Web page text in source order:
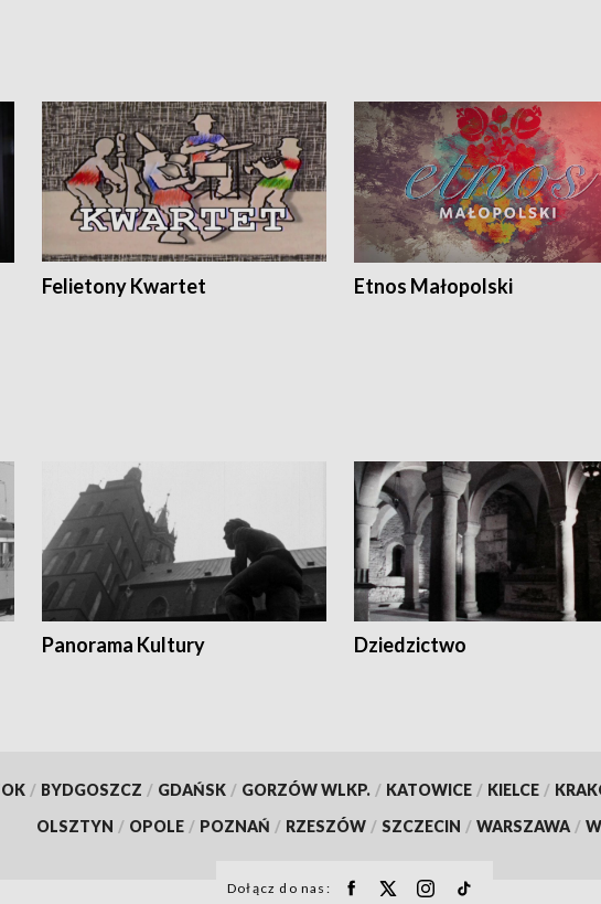
Felietony Kwartet Etnos Małopolski
Panorama Kultury Dziedzictwo
/ BYDGOSZCZ / GDAŃSK / GORZÓW WLKP. / KATOWICE / KIELCE /
OLSZTYN / OPOLE / POZNAŃ / RZESZÓW / SZCZECIN / WARSZAWA /
Dołącz do nas: